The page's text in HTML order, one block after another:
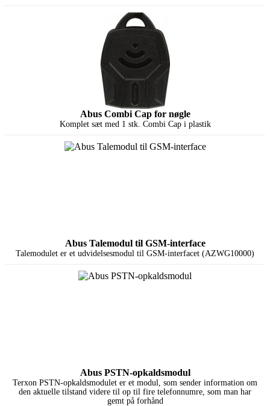
Abus Combi Cap for nøgle
Komplet sæt med 1 stk. Combi Cap i plastik
Abus Talemodul til GSM-interface
Talemodulet er et udvidelsesmodul til GSM-interfacet (AZWG10000)
Abus PSTN-opkaldsmodul
Terxon PSTN-opkaldsmodulet er et modul, som sender information om
den aktuelle tilstand videre til op til fire telefonnumre, som man har
gemt på forhånd